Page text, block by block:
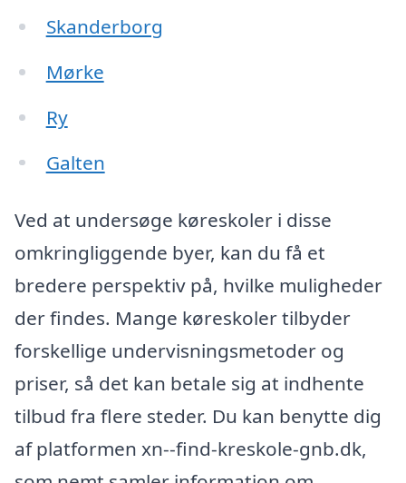
Skanderborg
Mørke
Ry
Galten
Ved at undersøge køreskoler i disse
omkringliggende byer, kan du få et
bredere perspektiv på, hvilke muligheder
der findes. Mange køreskoler tilbyder
forskellige undervisningsmetoder og
priser, så det kan betale sig at indhente
tilbud fra flere steder. Du kan benytte dig
af platformen xn--find-kreskole-gnb.dk,